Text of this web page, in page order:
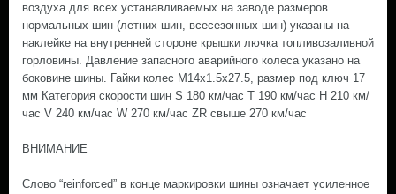
воздуха для всех устанавливаемых на заводе размеров
нормальных шин (летних шин, всесезонных шин) указаны на
наклейке на внутренней стороне крышки лючка топливозаливной
горловины. Давление запасного аварийного колеса указано на
боковине шины. Гайки колес М14х1.5х27.5, размер под ключ 17
мм Категория скорости шин S 180 км/час T 190 км/час H 210 км/
час V 240 км/час W 270 км/час ZR свыше 270 км/час
ВНИМАНИЕ
Слово “reinforced” в конце маркировки шины означает усиленное